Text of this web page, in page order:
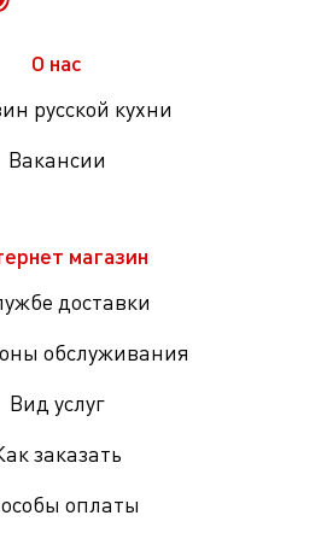
О нас
русской кухни
Вакансии
магазин
доставки
обслуживания
Вид услуг
заказать
оплаты